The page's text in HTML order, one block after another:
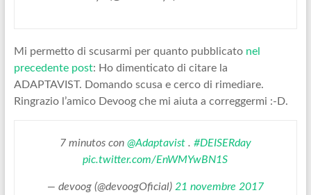
Mi permetto di scusarmi per quanto pubblicato nel
precedente post: Ho dimenticato di citare la
ADAPTAVIST. Domando scusa e cerco di rimediare.
Ringrazio l’amico Devoog che mi aiuta a correggermi :-D.
7 minutos con @Adaptavist. #DEISERday
pic.twitter.com/EnWMYwBN1S
— devoog (@devoogOficial) 21 novembre 2017